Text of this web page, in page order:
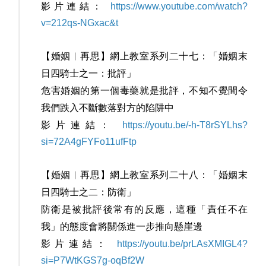
影片連結：
https://www.youtube.com/watch?
v=212qs-NGxac&t
【婚姻︳再思】網上教室系列二十七：「婚姻末
日四騎士之一：批評」
危害婚姻的第一個毒藥就是批評，不知不覺間令
我們跌入不斷數落對方的陷阱中
影片連結：
https://youtu.be/-h-T8rSYLhs?
si=72A4gFYFo11ufFtp
【婚姻︳再思】網上教室系列二十八：「婚姻末
日四騎士之二：防衛」
防衛是被批評後常有的反應，這種「責任不在
我」的態度會將關係進一步推向懸崖邊
影片連結：
https://youtu.be/prLAsXMIGL4?
si=P7WtKGS7g-oqBf2W